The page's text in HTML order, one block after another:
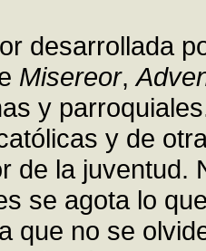
desarrollada
Misereor,
y
y de
de la juventud.
se agota lo
que no se